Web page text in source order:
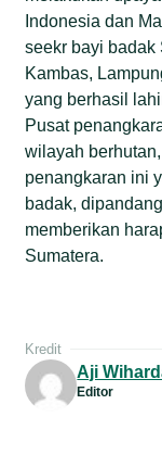
Indonesia dan
seekr bayi badak
Kambas,
yang berhasil
Pusat
wilayah
penangkaran ini
badak,
memberikan
Sumatera.
Kredit
Aji
Editor